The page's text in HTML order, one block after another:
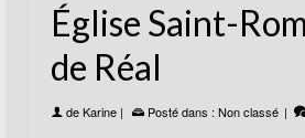
Église Saint-
de Réal
deKarine | Posté dans : Non classé |